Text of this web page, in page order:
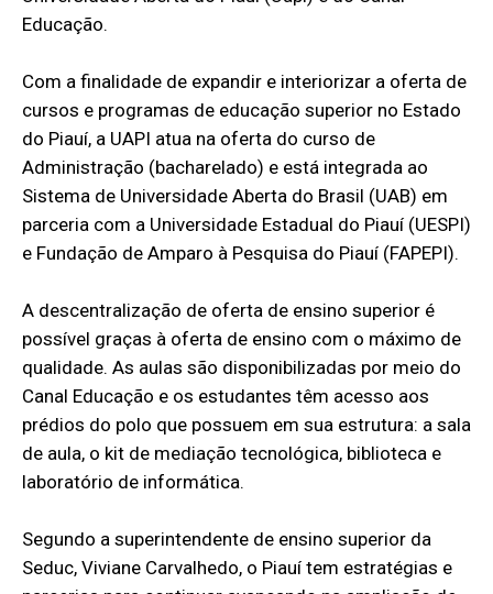
Educação.
Com a finalidade de expandir e interiorizar a oferta de
cursos e programas de educação superior no Estado
do Piauí, a UAPI atua na oferta do curso de
Administração (bacharelado) e está integrada ao
Sistema de Universidade Aberta do Brasil (UAB) em
parceria com a Universidade Estadual do Piauí (UESPI)
e Fundação de Amparo à Pesquisa do Piauí (FAPEPI).
A descentralização de oferta de ensino superior é
possível graças à oferta de ensino com o máximo de
qualidade. As aulas são disponibilizadas por meio do
Canal Educação e os estudantes têm acesso aos
prédios do polo que possuem em sua estrutura: a sala
de aula, o kit de mediação tecnológica, biblioteca e
laboratório de informática.
Segundo a superintendente de ensino superior da
Seduc, Viviane Carvalhedo, o Piauí tem estratégias e